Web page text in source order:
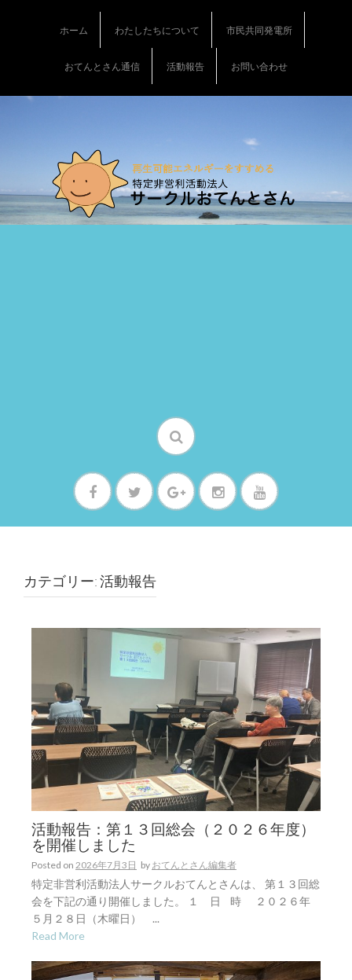
t
ホーム わたしたちについて 市民共同発電所
おてんとさん通信 活動報告 お問い合わせ
カテゴリー: 活動報告
活動報告：第１３回総会（２０２６年度）
を開催しました
Posted on 2026年7月3日 by おてんとさん編集者
特定非営利活動法人サークルおてんとさんは、 第１３回総
会を下記の通り開催しました。 １ 日 時 ２０２６年
５月２８日（木曜日） ...
Read More